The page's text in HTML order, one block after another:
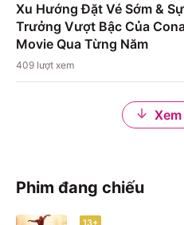
Xu Hướng Đặt Vé Sớm &
Trưởng Vượt Bậc Của
Movie Qua Từng Năm
409 lượt xem
Phim đang chiếu
13+